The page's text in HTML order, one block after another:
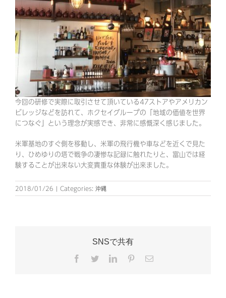
今回の研修で実際に取引させて頂いている47ストアやアメリカン
ビレッジなどを訪れて、ホクセイグループの「地域の価値を世界
につなぐ」という理念が実感でき、非常に感慨深く感じました。
米軍基地のすぐ側を移動し、米軍の飛行機や車などを近くで見た
り、ひめゆりの塔で戦争の凄惨な記録に触れたりと、富山では経
験することが出来ない大変貴重な体験が出来ました。
2018/01/26 | Categories: 沖縄
SNSで共有
Facebook
TwitterLinkedInPinterest
電